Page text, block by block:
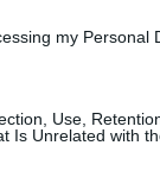
my Personal
Use,
Is Unrelated with